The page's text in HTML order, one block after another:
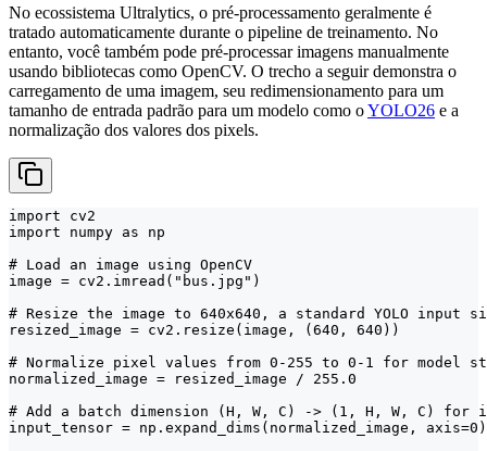
No ecossistema Ultralytics, o pré-processamento geralmente é
tratado automaticamente durante o pipeline de treinamento. No
entanto, você também pode pré-processar imagens manualmente
usando bibliotecas como OpenCV. O trecho a seguir demonstra o
carregamento de uma imagem, seu redimensionamento para um
tamanho de entrada padrão para um modelo como oYOLO26 e a
normalização dos valores dos pixels.
import cv2
import numpy as np
# Load an image using OpenCV
image = cv2.imread("bus.jpg")
# Resize the image to 640x640, a standard YOLO input
resized_image = cv2.resize(image, (640, 640))
# Normalize pixel values from 0-255 to 0-1 for model
normalized_image = resized_image / 255.0
# Add a batch dimension (H, W, C) -> (1, H, W, C) for
input_tensor = np.expand_dims(normalized_image, axis=0)